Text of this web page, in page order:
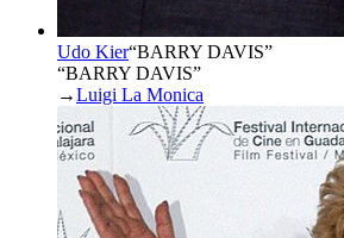
Udo Kier“BARRY DAVIS”
“BARRY DAVIS”
→Luigi La Monica